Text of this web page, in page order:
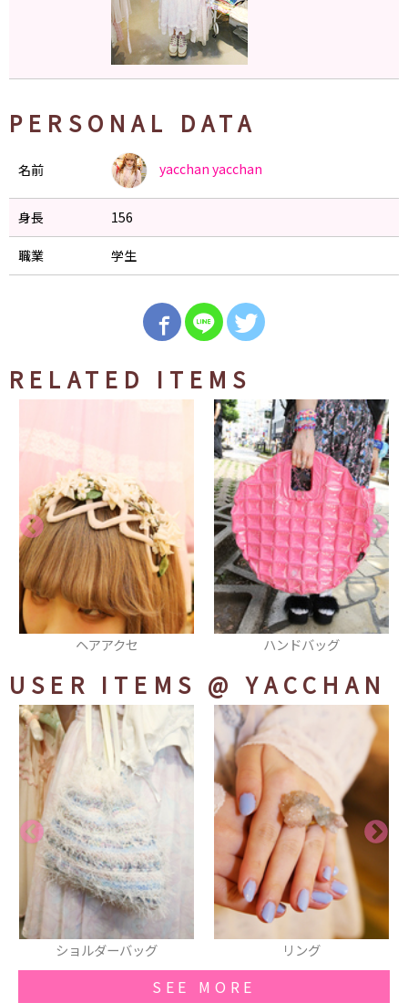
PERSONAL DATA
名前 yacchan yacchan
身長 156
職業 学生
RELATED ITEMS
ハンドバッグ ネイル
USER ITEMS @ YACCHAN
リング ヘアクリップ
SEE MORE